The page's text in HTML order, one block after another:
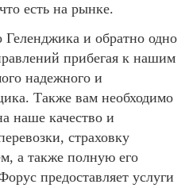
есть на рынке.
Геленджика и обратно одно
прибегая к нашим
надежного и
Также вам необходимо
наше качество и
страховку
а также полную его
предоставляет услуги